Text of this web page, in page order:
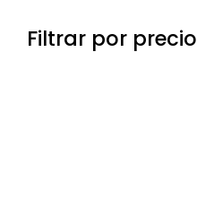
Filtrar por precio